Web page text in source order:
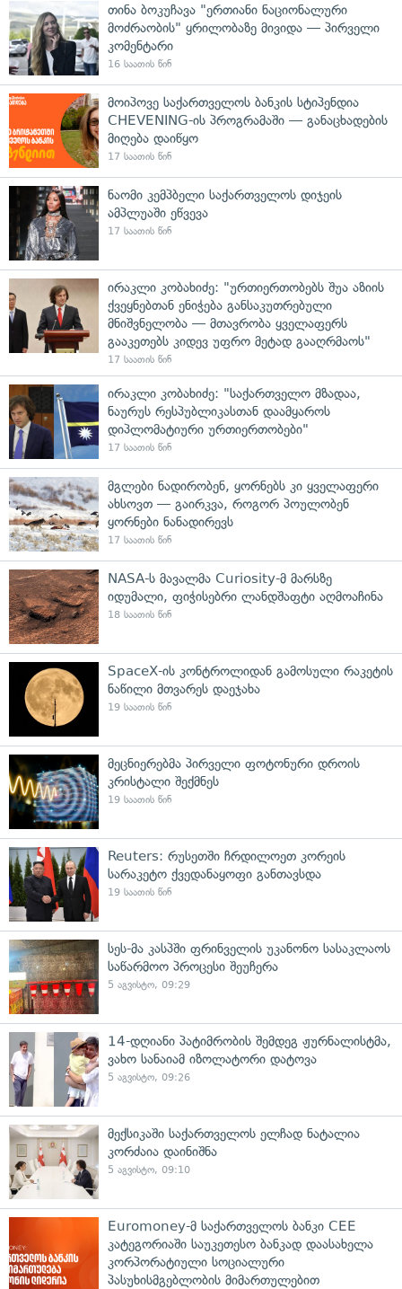
თინა ბოკუჩავა "ერთიანი ნაციონალური
მოძრაობის" ყრილობაზე მივიდა — პირველი
კომენტარი
16 საათის წინ
მოიპოვე საქართველოს ბანკის სტიპენდია
CHEVENING-ის პროგრამაში — განაცხადების
მიღება დაიწყო
17 საათის წინ
ნაომი კემპბელი საქართველოს დიჯეის
ამპლუაში ეწვევა
17 საათის წინ
ირაკლი კობახიძე: "ურთიერთობებს შუა აზიის
ქვეყნებთან ენიჭება განსაკუთრებული
მნიშვნელობა — მთავრობა ყველაფერს
გააკეთებს კიდევ უფრო მეტად გააღრმაოს"
17 საათის წინ
ირაკლი კობახიძე: "საქართველო მზადაა,
ნაურუს რესპუბლიკასთან დაამყაროს
დიპლომატიური ურთიერთობები"
17 საათის წინ
მგლები ნადირობენ, ყორნებს კი ყველაფერი
ახსოვთ — გაირკვა, როგორ პოულობენ
ყორნები ნანადირევს
17 საათის წინ
NASA-ს მავალმა Curiosity-მ მარსზე
იდუმალი, ფიჭისებრი ლანდშაფტი აღმოაჩინა
18 საათის წინ
SpaceX-ის კონტროლიდან გამოსული რაკეტის
ნაწილი მთვარეს დაეჯახა
19 საათის წინ
მეცნიერებმა პირველი ფოტონური დროის
კრისტალი შექმნეს
19 საათის წინ
Reuters: რუსეთში ჩრდილოეთ კორეის
სარაკეტო ქვედანაყოფი განთავსდა
19 საათის წინ
სეს-მა კასპში ფრინველის უკანონო სასაკლაოს
საწარმოო პროცესი შეუჩერა
5 აგვისტო, 09:29
14-დღიანი პატიმრობის შემდეგ ჟურნალისტმა,
ვახო სანაიამ იზოლატორი დატოვა
5 აგვისტო, 09:26
მექსიკაში საქართველოს ელჩად ნატალია
კორძაია დაინიშნა
5 აგვისტო, 09:10
Euromoney-მ საქართველოს ბანკი CEE
კატეგორიაში საუკეთესო ბანკად დაასახელა
კორპორატიული სოციალური
პასუხისმგებლობის მიმართულებით